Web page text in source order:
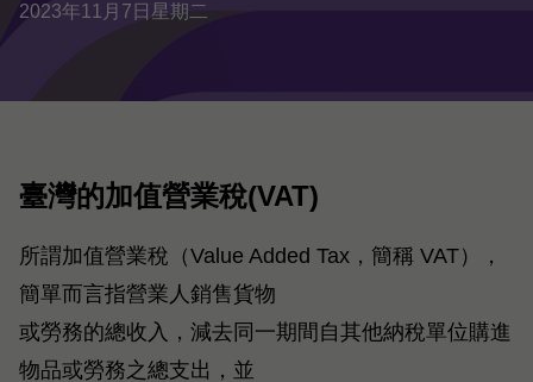
2023年11月7日星期二
臺灣的加值營業稅(VAT)
所謂加值營業稅（Value Added Tax，簡稱 VAT），
簡單而言指營業人銷售貨物
或勞務的總收入，減去同一期間自其他納稅單位購進
物品或勞務之總支出，並